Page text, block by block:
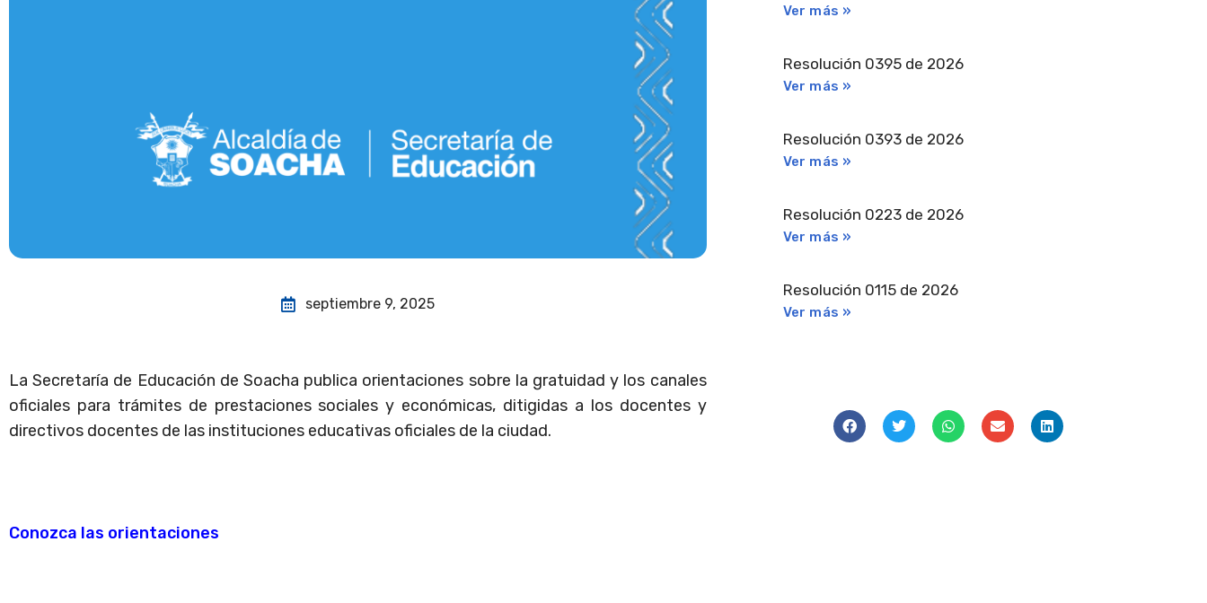
septiembre 9, 2025
La Secretaría de Educación de Soacha publica orientaciones sobre la gratuidad y los canales
oficiales para trámites de prestaciones sociales y económicas, ditigidas a los docentes y
directivos docentes de las instituciones educativas oficiales de la ciudad.
Conozca las orientaciones
Ver más »
Resolución 0395 de 2026
Ver más »
Resolución 0393 de 2026
Ver más »
Resolución 0223 de 2026
Ver más »
Resolución 0115 de 2026
Ver más »